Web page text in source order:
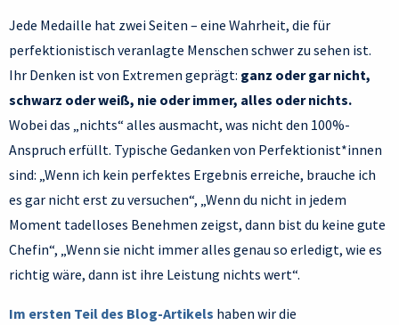
Jede Medaille hat zwei Seiten – eine Wahrheit, die für
perfektionistisch veranlagte Menschen schwer zu sehen ist.
Ihr Denken ist von Extremen geprägt: ganz oder gar nicht,
schwarz oder weiß, nie oder immer, alles oder nichts.
Wobei das „nichts“ alles ausmacht, was nicht den 100%-
Anspruch erfüllt. Typische Gedanken von Perfektionist*innen
sind: „Wenn ich kein perfektes Ergebnis erreiche, brauche ich
es gar nicht erst zu versuchen“, „Wenn du nicht in jedem
Moment tadelloses Benehmen zeigst, dann bist du keine gute
Chefin“, „Wenn sie nicht immer alles genau so erledigt, wie es
richtig wäre, dann ist ihre Leistung nichts wert“.
Im ersten Teil des Blog-Artikels haben wir die